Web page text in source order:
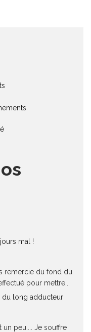
mal !
remercie du fond du
pour mettre...
du long adducteur
peu.... Je souffre